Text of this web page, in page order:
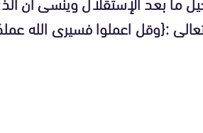
:{وقل اعملوا فسيرى الله